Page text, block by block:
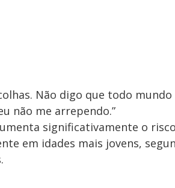
Não digo que todo
não me arrependo.”
significativamente o
em idades mais jovens,